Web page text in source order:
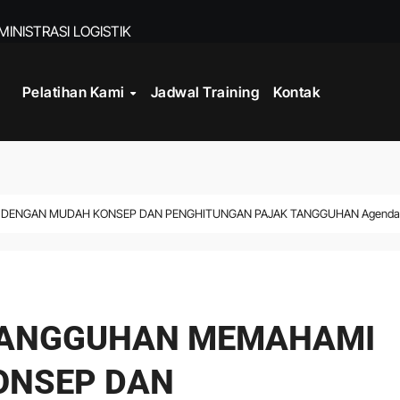
LOGISTIK
Pelatihan Kami Jadwal Training Kontak
MUDAH KONSEP DAN PENGHITUNGAN PAJAK TANGGUHAN Agenda
MEMAHAMI
DAN